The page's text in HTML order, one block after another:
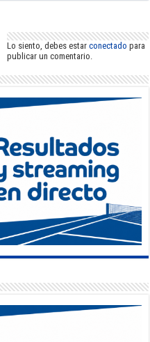
Lo siento, debes estarconectado para
publicar un comentario.